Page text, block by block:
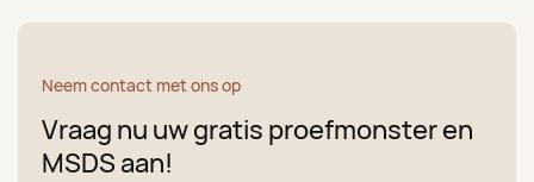
Neem contact met ons op
Vraag nu uw gratis proefmonster en
MSDS aan!